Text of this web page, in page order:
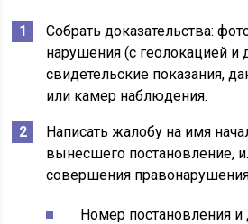
Собрать доказательства:
нарушения (с геолокацией и
свидетельские показания,
или камер наблюдения.
Написать жалобу на имя
вынесшего постановление,
совершения
Номер постановления и